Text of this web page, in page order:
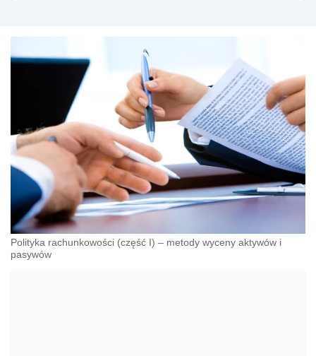
Polityka rachunkowości (część I) – metody wyceny aktywów i
pasywów